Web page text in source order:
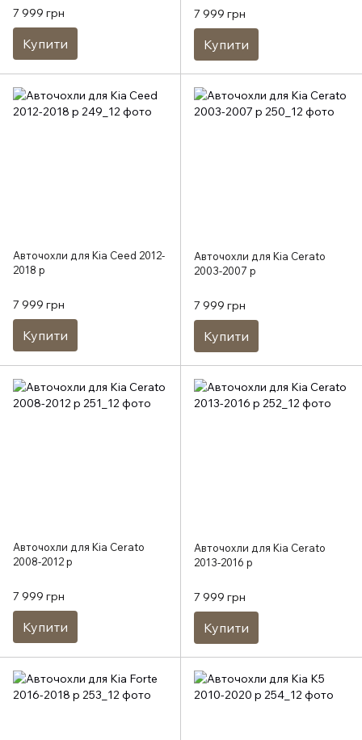
7 999 грн
Купити
7 999 грн
Купити
Авточохли для Kia Ceed 2012-
2018 р
7 999 грн
Купити
Авточохли для Kia Cerato
2003-2007 р
7 999 грн
Купити
Авточохли для Kia Cerato
2008-2012 р
7 999 грн
Купити
Авточохли для Kia Cerato
2013-2016 р
7 999 грн
Купити